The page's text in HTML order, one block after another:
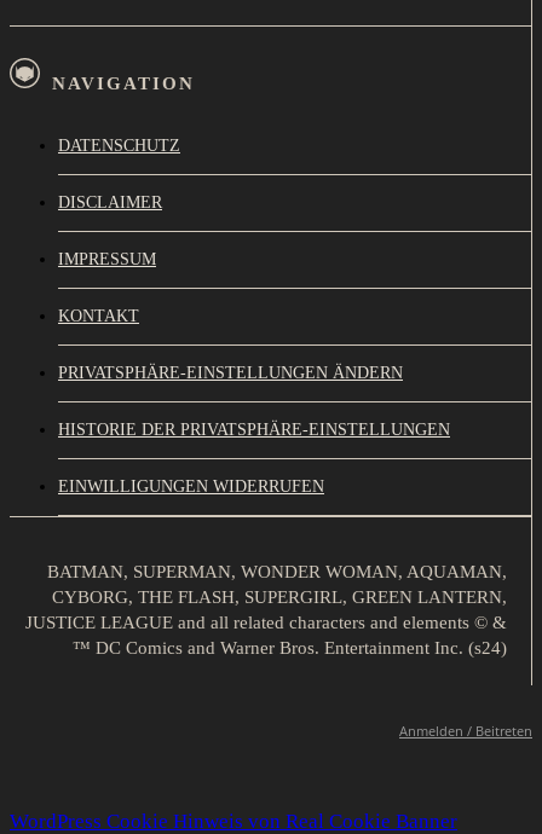
NAVIGATION
DATENSCHUTZ
DISCLAIMER
IMPRESSUM
KONTAKT
PRIVATSPHÄRE-EINSTELLUNGEN ÄNDERN
HISTORIE DER PRIVATSPHÄRE-EINSTELLUNGEN
EINWILLIGUNGEN WIDERRUFEN
BATMAN, SUPERMAN, WONDER WOMAN, AQUAMAN,
CYBORG, THE FLASH, SUPERGIRL, GREEN LANTERN,
JUSTICE LEAGUE and all related characters and elements © &
™ DC Comics and Warner Bros. Entertainment Inc. (s24)
Anmelden / Beitreten
WordPress Cookie Hinweis von Real Cookie Banner